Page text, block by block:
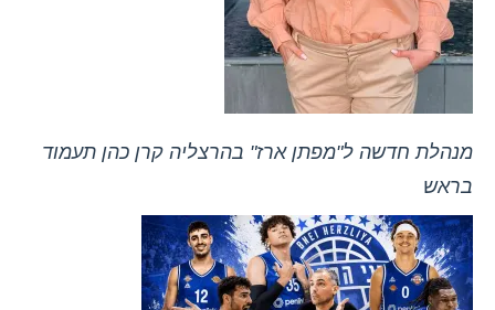
מנהלת חדשה ל"מפתן ארז" בהרצליה קרן כהן תעמוד
בראש